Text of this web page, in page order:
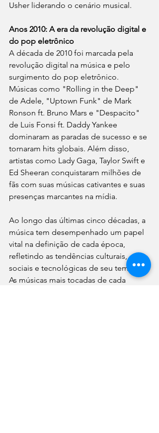
Usher liderando o cenário musical.
Anos 2010: A era da revolução digital e
do pop eletrônico
A década de 2010 foi marcada pela
revolução digital na música e pelo
surgimento do pop eletrônico.
Músicas como "Rolling in the Deep"
de Adele, "Uptown Funk" de Mark
Ronson ft. Bruno Mars e "Despacito"
de Luis Fonsi ft. Daddy Yankee
dominaram as paradas de sucesso e se
tornaram hits globais. Além disso,
artistas como Lady Gaga, Taylor Swift e
Ed Sheeran conquistaram milhões de
fãs com suas músicas cativantes e suas
presenças marcantes na mídia.
Ao longo das últimas cinco décadas, a
música tem desempenhado um papel
vital na definição de cada época,
refletindo as tendências culturais,
sociais e tecnológicas de seu tempo.
As músicas mais tocadas de cada